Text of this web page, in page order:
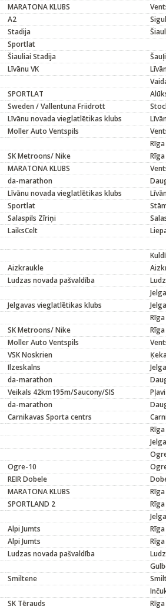
MARATONA KLUBS
A2
Stadija
Sportlat
Šiauliai Stadija Šauļi
Līvānu VK
SPORTLAT
Sweden / Vallentuna Friidrott
Līvānu novada vieglatlētikas klubs
Moller Auto Ventspils
Rīga
SK Metroons/ Nike Rīga
MARATONA KLUBS
da-marathon
Līvānu novada vieglatlētikas klubs
Sportlat
Salaspils Zīriņi
LaiksCelt
Aizkraukle
Ludzas novada pašvaldība
Jelgavas vieglatlētikas klubs
Rīga
SK Metroons/ Nike Rīga
Moller Auto Ventspils
VSK Noskrien
Ilzeskalns
da-marathon
Veikals 42km195m/Saucony/SIS
da-marathon
Carnikavas Sporta centrs
Rīga
Ogre-10
REIR Dobele
MARATONA KLUBS Rīga
SPORTLAND 2 Rīga
Alpi Jumts Rīga
Alpi Jumts Rīga
Ludzas novada pašvaldība
Smiltene
SK Tērauds Rīga